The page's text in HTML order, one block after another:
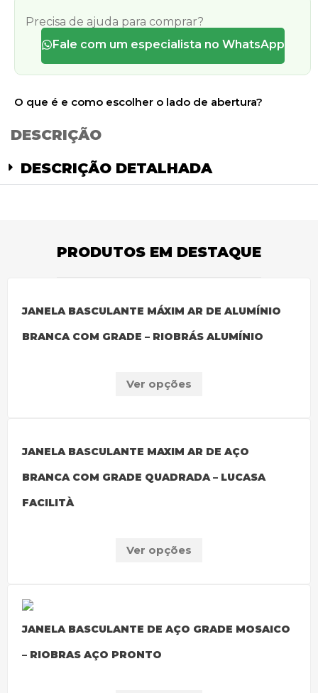
Precisa de ajuda para comprar?
Fale com um especialista no WhatsApp
O que é e como escolher o lado de abertura?
DESCRIÇÃO
DESCRIÇÃO DETALHADA
PRODUTOS EM DESTAQUE
JANELA BASCULANTE MÁXIM AR DE ALUMÍNIO
BRANCA COM GRADE – RIOBRÁS ALUMÍNIO
Ver opções
JANELA BASCULANTE MAXIM AR DE AÇO
BRANCA COM GRADE QUADRADA – LUCASA
FACILITÀ
Ver opções
JANELA BASCULANTE DE AÇO GRADE MOSAICO
– RIOBRAS AÇO PRONTO